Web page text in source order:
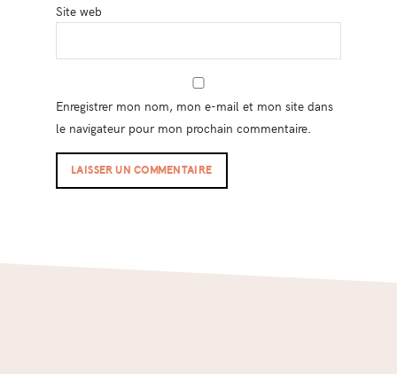
Site web
Enregistrer mon nom, mon e-mail et mon site dans
le navigateur pour mon prochain commentaire.